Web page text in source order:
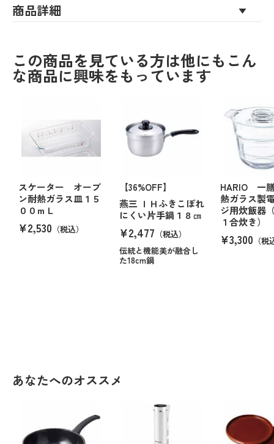
商品詳細
この商品を見ている方は他にもこん
な商品に興味をもっています
スケーター オーブ
ン耐熱ガラス皿１５
００ｍＬ
¥2,530 （税込）
【36%OFF】
燕三 ＩＨふきこぼれ
にくい片手鍋１８㎝
¥2,477 （税込）
伝統と機能美が融合し
た18cm鍋
HARIO 一
熱ガラス製
ジ用炊飯器
１合炊き）
¥3,300 （税
あなたへのオススメ